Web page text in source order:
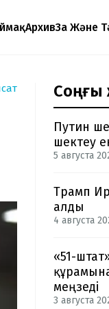
АрхивЗаң Және
Соңғы
Путин
шектеу
5 августа
Трамп
алды
4 августа
«51-
меңзеді
3 августа